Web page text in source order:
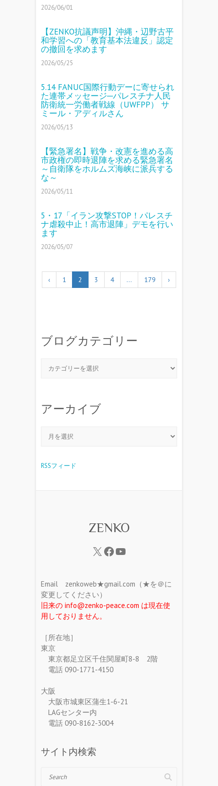
2026/06/01
【ZENKO抗議声明】沖縄・辺野古平
和学習への「教育基本法違反」認定
の撤回を求めます
2026/05/25
5.14 FANUC国際行動デーに寄せられ
た連帯メッセージ─パレスチナ人民
防衛統一労働者戦線（UWFPP） サ
ミール・アディルさん
2026/05/13
【緊急署名】戦争・改憲を進める高
市政権の即時退陣を求める緊急署名
～自衛隊をホルムズ海峡に派兵する
な～
2026/05/11
5・17「イラン攻撃STOP！パレスチ
ナ虐殺中止！高市退陣」デモを行い
ます
2026/05/07
‹ 1 2 3 4 … 179 ›
ブログカテゴリー
アーカイブ
RSSフィード
ZENKO
Email zenkoweb★gmail.com（★を＠に
変更してください）
旧来の info@zenko-peace.com は現在使
用しておりません。
［所在地］
東京
東京都足立区千住関屋町8-8 2階
電話 090-1771-4150
大阪
大阪市城東区蒲生1-6-21
LAGセンター内
電話 090-8162-3004
サイト内検索
Search